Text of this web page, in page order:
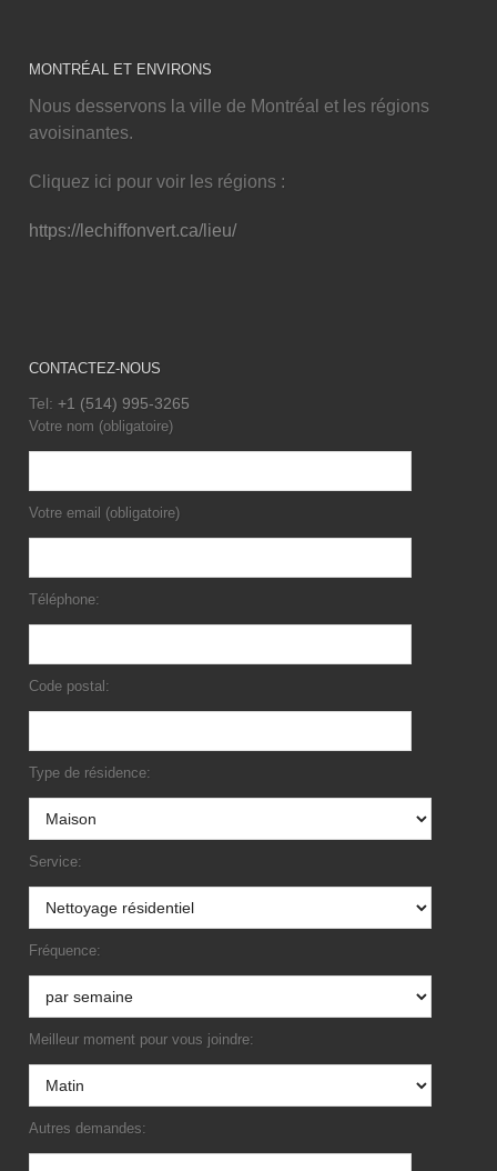
MONTRÉAL ET ENVIRONS
Nous desservons la ville de Montréal et les régions
avoisinantes.
Cliquez ici pour voir les régions :
https://lechiffonvert.ca/lieu/
CONTACTEZ-NOUS
Tel:+1 (514) 995-3265
Votre nom (obligatoire)
Votre email (obligatoire)
Téléphone:
Code postal:
Type de résidence:
Service:
Fréquence:
Meilleur moment pour vous joindre:
Autres demandes: